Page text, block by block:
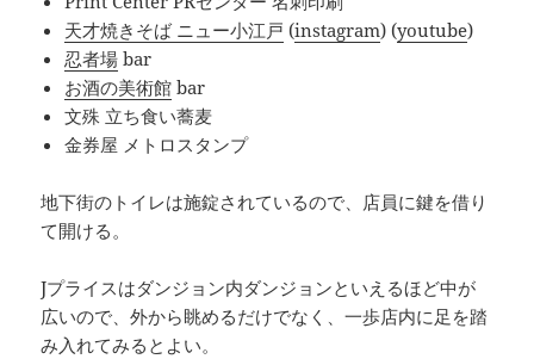
天才焼きそば ニュー小江戸 (instagram) (youtube)
忍者場 bar
お酒の美術館 bar
文殊 立ち食い蕎麦
金券屋 メトロスタンプ
地下街のトイレは施錠されているので、店員に鍵を借り
て開ける。
Jプライスはダンジョン内ダンジョンといえるほど中が
広いので、外から眺めるだけでなく、一歩店内に足を踏
み入れてみるとよい。